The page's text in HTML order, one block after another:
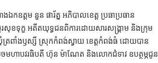
កឧត្ដម​ នួន​ ផារ័ត្ន​ អភិបាល​ខេត្ត​ ប្រធាប្រធាន
ខទុក្ខ អតីតយុទ្ធជនពិការដោយសារសង្គ្រាម និងក្រុម
រពាំងឫស្សី ស្រុកកំពង់ស្វាយ ខេត្តកំពង់ធំ ដោយបាន
ហាបវរធិបតី ហ៊ុន ម៉ាណែត និងលោកជំទាវ ឧបត្ថម្ភជូន